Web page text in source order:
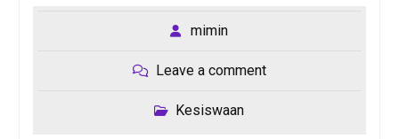
mimin
Leave a comment
Kesiswaan